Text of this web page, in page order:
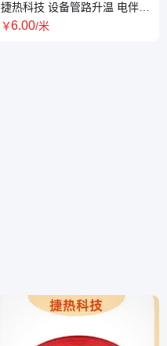
捷热科技 设备管路升温 电伴热
屏蔽抗扰 安装简便 厂家直供
￥6.00/米